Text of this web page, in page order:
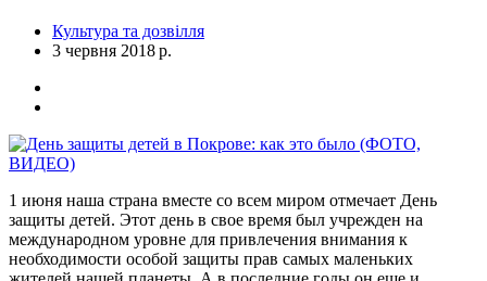
Культура та дозвілля
3 червня 2018 р.
1 июня наша страна вместе со всем миром отмечает День
защиты детей. Этот день в свое время был учрежден на
международном уровне для привлечения внимания к
необходимости особой защиты прав самых маленьких